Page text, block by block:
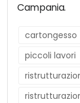
Campania.
cartongesso
piccoli lavori